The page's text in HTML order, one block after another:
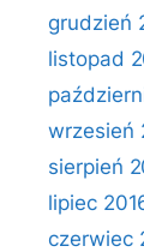
grudzień
listopad
wrzesień
sierpień
lipiec
czerwiec